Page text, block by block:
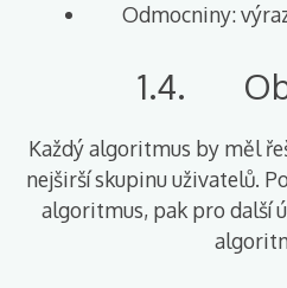
Odmocniny:
1.4.
Každý algoritmus by měl
nejširší skupinu uživatelů.
algoritmus, pak pro další